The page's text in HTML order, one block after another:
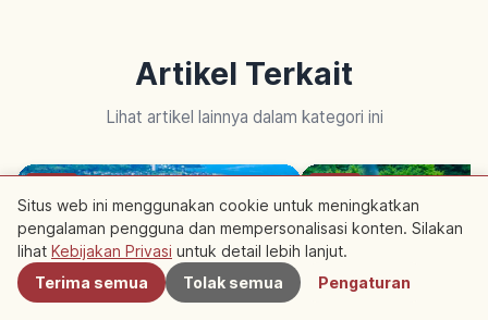
Artikel Terkait
Lihat artikel lainnya dalam kategori ini
Terdekat
Situs web ini menggunakan cookie untuk meningkatkan
pengalaman pengguna dan mempersonalisasi konten. Silakan
lihat Kebijakan Privasi untuk detail lebih lanjut.
Terima semua
Tolak semua Pengaturan